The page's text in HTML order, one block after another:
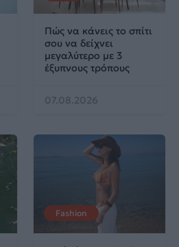
Πώς να κάνεις το σπίτι
σου να δείχνει
μεγαλύτερο με 3
έξυπνους τρόπους
07.08.2026
Fashion